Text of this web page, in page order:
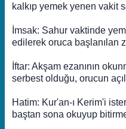
kalkıp yemek yenen vakit
İmsak: Sahur vaktinde
edilerek oruca başlanılan
İftar: Akşam ezanının
serbest olduğu, orucun
Hatim: Kur'an-ı Kerim'i
baştan sona okuyup